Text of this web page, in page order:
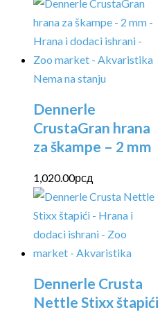
Nema na stanju
Dennerle
CrustaGran hrana
za škampe – 2 mm
1,020.00рсд
Dennerle Crusta
Nettle Stixx štapići